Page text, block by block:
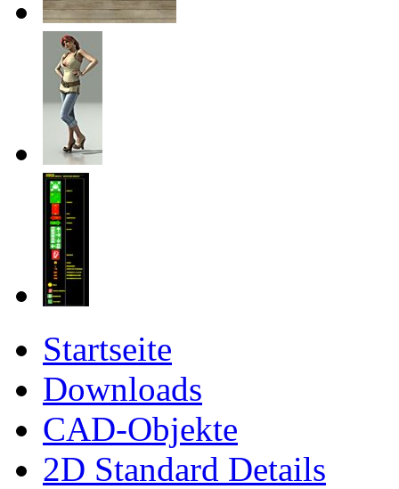
Startseite
Downloads
CAD-Objekte
2D Standard Details